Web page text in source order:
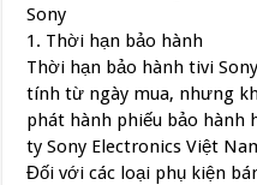
Sony
1. Thời hạn bảo hành
Thời hạn bảo hành tivi
tính từ ngày mua, nhưng
phát hành phiếu bảo hành
ty Sony Electronics Việt
Đối với các loại phụ kiện